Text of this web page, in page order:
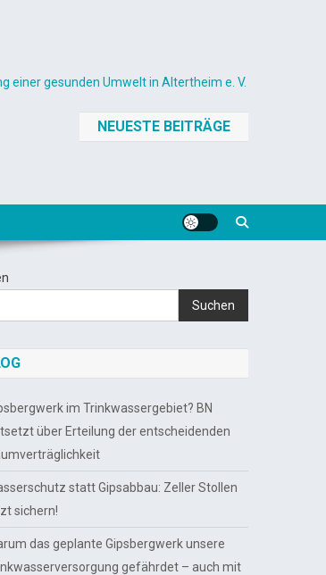
einer gesunden Umwelt in Altertheim e. V.
NEUESTE BEITRÄGE
Suchen
im Trinkwassergebiet? BN
über Erteilung der entscheidenden
statt Gipsabbau: Zeller Stollen
sichern!
das geplante Gipsbergwerk unsere
gefährdet – auch mit